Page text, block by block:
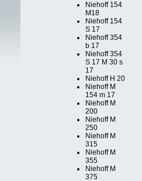
Niehoff 154
M18
Niehoff 154
S 17
Niehoff 354
b 17
Niehoff 354
S 17 M 30 s
17
Niehoff H 20
Niehoff M
154 m 17
Niehoff M
200
Niehoff M
250
Niehoff M
315
Niehoff M
355
Niehoff M
375